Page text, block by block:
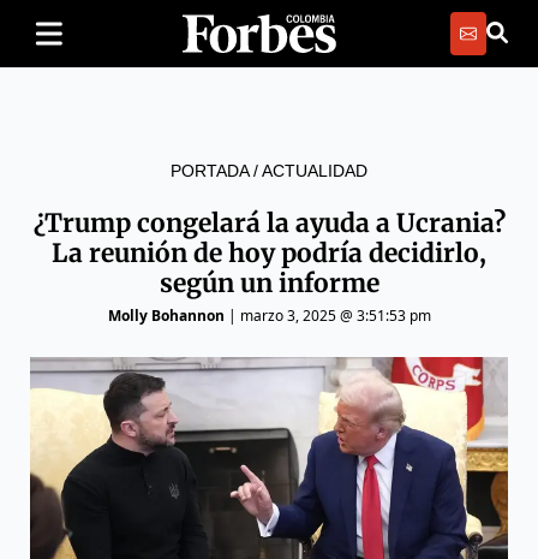
PORTADA/ACTUALIDAD
¿Trump congelará la ayuda a Ucrania?
La reunión de hoy podría decidirlo,
según un informe
Molly Bohannon | marzo 3, 2025 @ 3:51:53 pm